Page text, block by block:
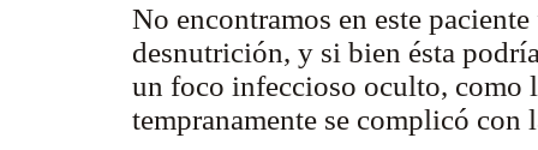
No encontramos en este
desnutrición, y si bien ésta
un foco infeccioso oculto, como
tempranamente se complicó con